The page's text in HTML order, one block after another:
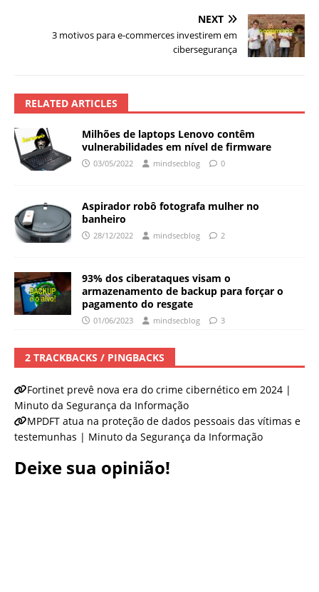
NEXT
3 motivos para e-commerces investirem em
cibersegurança
RELATED ARTICLES
Milhões de laptops Lenovo contêm
vulnerabilidades em nível de firmware
03/05/2022 mindsecblog 0
Aspirador robô fotografa mulher no
banheiro
28/12/2022 mindsecblog 2
93% dos ciberataques visam o
armazenamento de backup para forçar o
pagamento do resgate
01/06/2023 mindsecblog 3
2 TRACKBACKS / PINGBACKS
Fortinet prevê nova era do crime cibernético em 2024 |
Minuto da Segurança da Informação
MPDFT atua na proteção de dados pessoais das vítimas e
testemunhas | Minuto da Segurança da Informação
Deixe sua opinião!